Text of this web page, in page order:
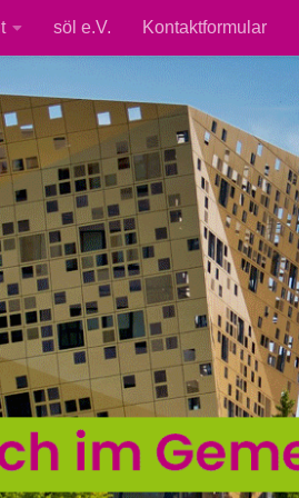
söl e.V. Kontaktformular